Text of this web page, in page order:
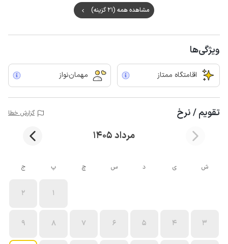
مشاهده همه (21 گزینه)
ویژگی‌ها
اقامتگاه ممتاز مهمان‌نواز
تقویم / نرخ گزارش خطا
مرداد 1405
ش ی د س چ پ ج
1
2
3
4
5
6
7
8
9